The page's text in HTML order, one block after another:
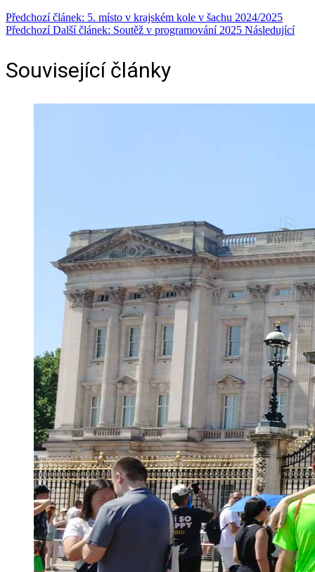
Předchozí článek: 5. místo v krajském kole v šachu 2024/2025
Předchozí Další článek: Soutěž v programování 2025 Následující
Související články